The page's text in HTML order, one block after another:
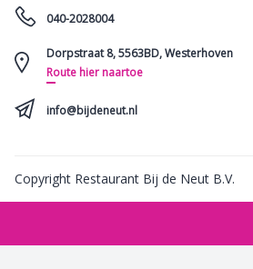
040-2028004
Dorpstraat 8, 5563BD, Westerhoven
Route hier naartoe
info@bijdeneut.nl
Copyright Restaurant Bij de Neut B.V.